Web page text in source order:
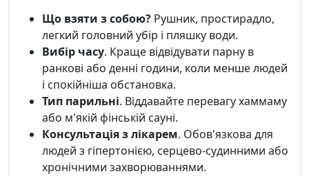
Що взяти з собою? Рушник, простирадло,
легкий головний убір і пляшку води.
Вибір часу. Краще відвідувати парну в
ранкові або денні години, коли менше людей
і спокійніша обстановка.
Тип парильні. Віддавайте перевагу хаммаму
або м'якій фінській сауні.
Консультація з лікарем. Обов'язкова для
людей з гіпертонією, серцево-судинними або
хронічними захворюваннями.